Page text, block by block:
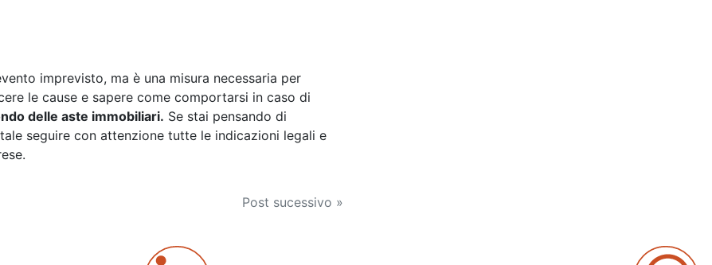
imprevisto, ma è una misura necessaria per
le cause e sapere come comportarsi in caso di
delle aste immobiliari. Se stai pensando di
seguire con attenzione tutte le indicazioni legali e
Post sucessivo »